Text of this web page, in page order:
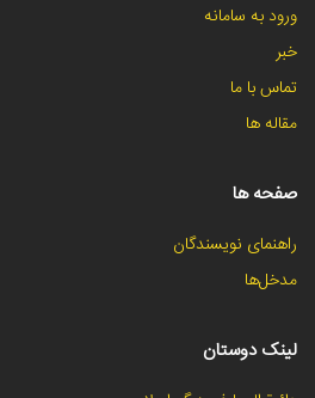
ورود به سامانه
خبر
تماس با ما
مقاله ها
صفحه ها
راهنمای نویسندگان
مدخل‌ها
لینک دوستان